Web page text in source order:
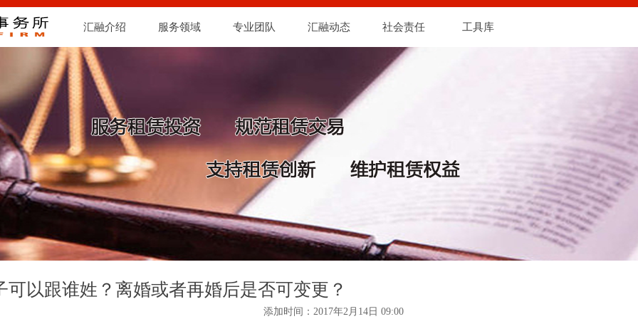
汇融介绍 服务领域 专业团队 汇融动态 社会责任 工具库
可以跟谁姓？离婚或者再婚后是否可变更？
添加时间： 2017年2月14日 09:00